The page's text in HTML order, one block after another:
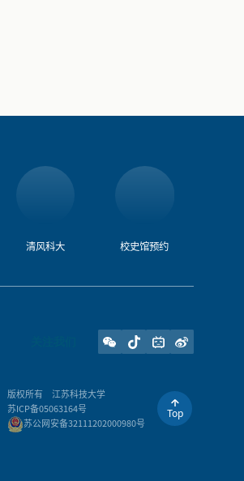
清风科大 校史馆预约
版权所有
江苏科技大学
苏ICP备05063164号
苏公网安备32111202000980号
Top